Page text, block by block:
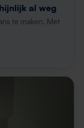
al weg
te maken. Met